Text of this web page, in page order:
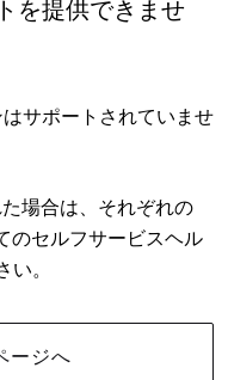
を提供できませ
サポートされていませ
場合は、それぞれの
のセルフサービスヘル
。
ージへ